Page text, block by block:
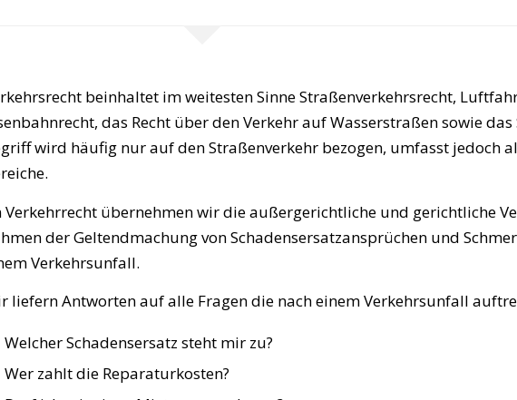
beinhaltet im weitesten Sinne Straßenverkehrsrecht,
das Recht über den Verkehr auf Wasserstraßen sowie das
wird häufig nur auf den Straßenverkehr bezogen, umfasst jedoch
Verkehrrecht übernehmen wir die außergerichtliche und gerichtliche
der Geltendmachung von Schadensersatzansprüchen und
Verkehrsunfall.
liefern Antworten auf alle Fragen die nach einem Verkehrsunfall
Welcher Schadensersatz steht mir zu?
Wer zahlt die Reparaturkosten?